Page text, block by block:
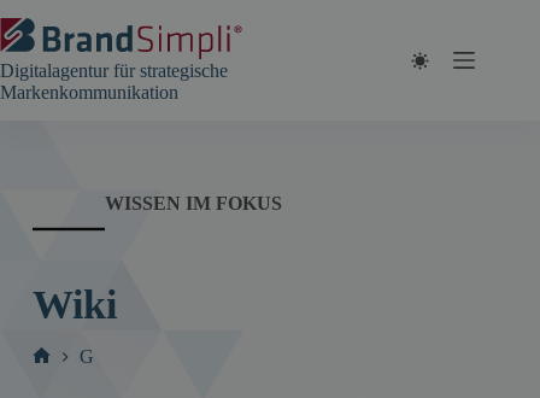
Inhalt
springen
Digitalagentur für strategische
Markenkommunikation
WISSEN IM FOKUS
Wiki
G